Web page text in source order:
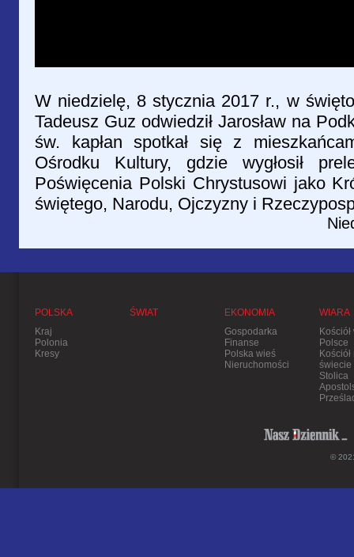
W niedzielę, 8 stycznia 2017 r., w
Tadeusz Guz odwiedził Jarosław na
św. kapłan spotkał się z
Ośrodku Kultury, gdzie wygłosił
Poświęcenia Polski Chrystusowi jako
świętego, Narodu, Ojczyzny i
POLSKA
Kraj
Polonia
Kresy
ŚWIAT
EKONOMIA
Gospodarka
Finanse
Polska wieś
Nieruchomości
WIARA
Kościół
Polsce
Kościół
świecie
Stolica
©